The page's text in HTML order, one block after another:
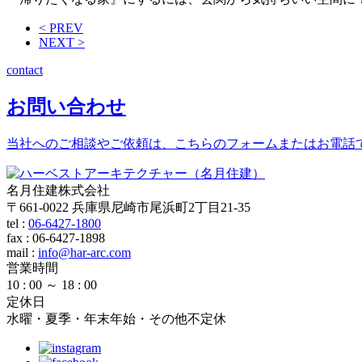
< PREV
NEXT >
contact
お問い合わせ
当社へのご相談やご依頼は、こちらのフォームまたはお電話
名月住建株式会社
〒661-0022 兵庫県尼崎市尾浜町2丁目21-35
tel : 06-6427-1800
fax : 06-6427-1898
mail : info@har-arc.com
営業時間
10 : 00 ～ 18 : 00
定休日
水曜・夏季・年末年始・その他不定休